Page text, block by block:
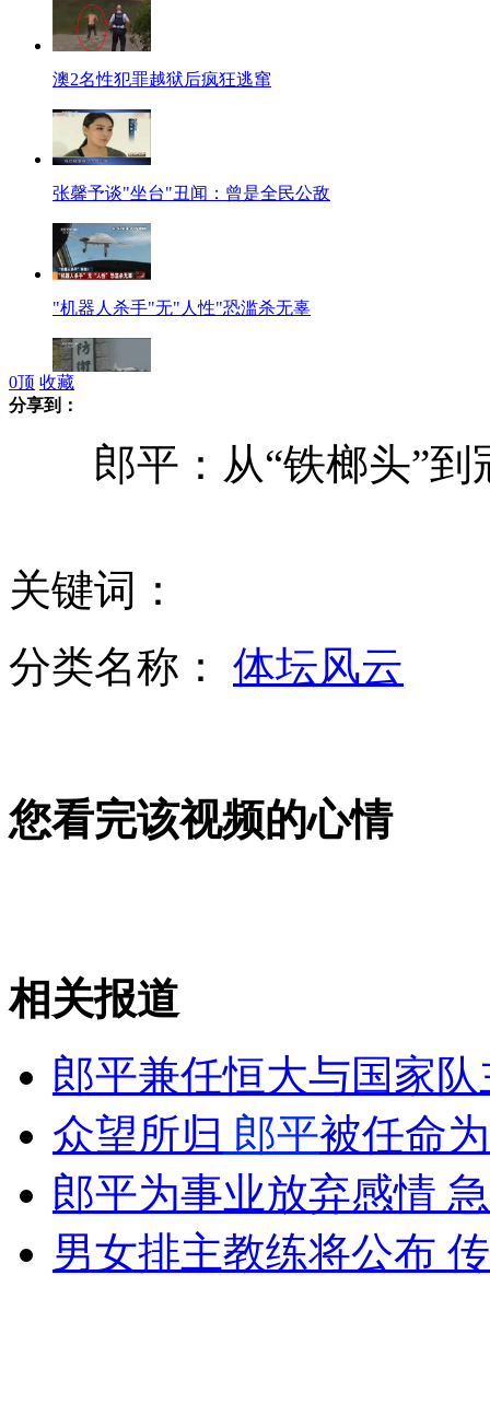
澳2名性犯罪越狱后疯狂逃窜
张馨予谈"坐台"丑闻：曾是全民公敌
"机器人杀手"无"人性"恐滥杀无辜
应对首例H7N9 台湾暂未提高大陆旅游警戒
韩提议开韩朝实务会谈 遭拒将采取"重大措施"
山西运城恶犬咬伤多人 警民合力深夜将其击毙
女孩北京地铁殴打老人 痛下狠手拳打脚踢
无痛分娩是否安全 医生回应
0顶 收藏
分享到：
郎平：从“铁榔头”到
关键词：
分类名称： 体坛风云
您看完该视频的心情
相关报道
郎平兼任恒大与国家
众望所归 郎平被任命
郎平为事业放弃感情
男女排主教练将公布